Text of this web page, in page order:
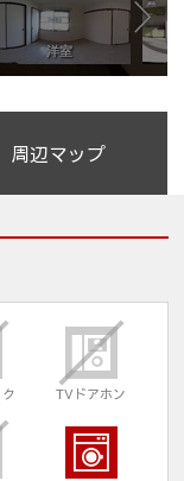
周辺マップ
TVドアホン